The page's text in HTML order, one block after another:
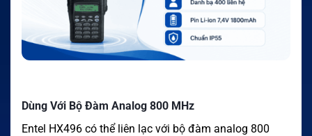
Dùng Với Bộ Đàm Analog 800 MHz
Entel HX496 có thể liên lạc với bộ đàm analog 800